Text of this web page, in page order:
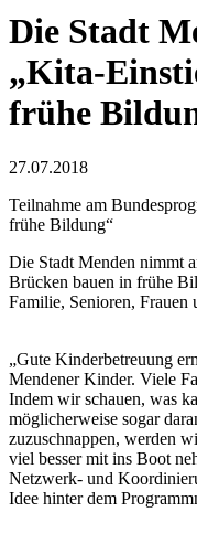
Die Stadt
„Kita-
frühe
27.07.2018
Teilnahme am
frühe Bildung“
Die Stadt Menden nimmt
Brücken bauen in frühe
Familie, Senioren, Frauen
„Gute Kinderbetreuung
Mendener Kinder. Viele
Indem wir schauen, was
möglicherweise sogar
zuzuschnappen, werden
viel besser mit ins Boot
Netzwerk- und
Idee hinter dem